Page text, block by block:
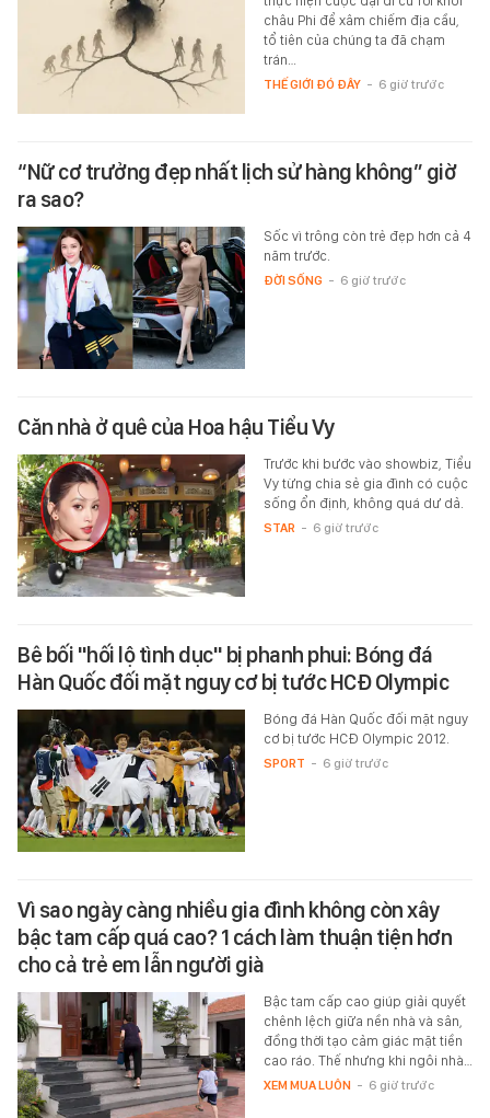
châu Phi để xâm chiếm địa cầu,
tổ tiên của chúng ta đã chạm
trán…
THẾ GIỚI ĐÓ ĐÂY - 6 giờ trước
“Nữ cơ trưởng đẹp nhất lịch sử hàng không” giờ
ra sao?
Sốc vì trông còn trẻ đẹp hơn cả 4
năm trước.
ĐỜI SỐNG - 6 giờ trước
Căn nhà ở quê của Hoa hậu Tiểu Vy
Trước khi bước vào showbiz, Tiểu
Vy từng chia sẻ gia đình có cuộc
sống ổn định, không quá dư dả.
STAR - 6 giờ trước
Bê bối "hối lộ tình dục" bị phanh phui: Bóng đá
Hàn Quốc đối mặt nguy cơ bị tước HCĐ Olympic
Bóng đá Hàn Quốc đối mặt nguy
cơ bị tước HCĐ Olympic 2012.
SPORT - 6 giờ trước
Vì sao ngày càng nhiều gia đình không còn xây
bậc tam cấp quá cao? 1 cách làm thuận tiện hơn
cho cả trẻ em lẫn người già
Bậc tam cấp cao giúp giải quyết
chênh lệch giữa nền nhà và sân,
đồng thời tạo cảm giác mặt tiền
cao ráo. Thế nhưng khi ngôi nhà…
XEM MUA LUÔN - 6 giờ trước